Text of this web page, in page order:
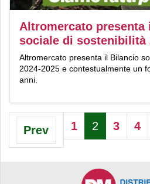
Altromercato presenta
sociale di sostenibilità
Altromercato presenta il Bilancio
2024-2025 e contestualmente un
anni.
Prev 1 2 3 4